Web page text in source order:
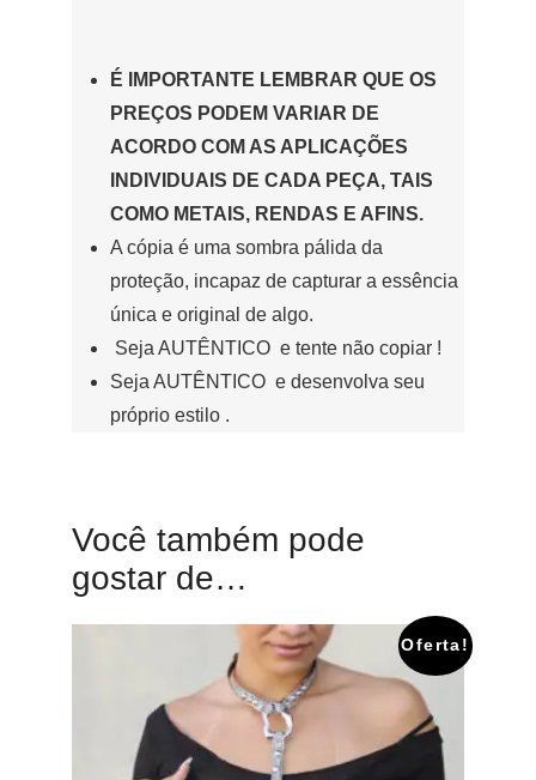
É IMPORTANTE LEMBRAR QUE OS
PREÇOS PODEM VARIAR DE
ACORDO COM AS APLICAÇÕES
INDIVIDUAIS DE CADA PEÇA, TAIS
COMO METAIS, RENDAS E AFINS.
A cópia é uma sombra pálida da
proteção, incapaz de capturar a essência
única e original de algo.
Seja AUTÊNTICO e tente não copiar !
Seja AUTÊNTICO e desenvolva seu
próprio estilo .
Você também pode
gostar de…
Oferta!